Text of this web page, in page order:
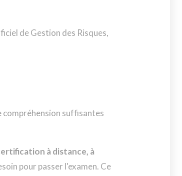
de Gestion des Risques,
compréhension suffisantes
à distance, à
pour passer l'examen. Ce